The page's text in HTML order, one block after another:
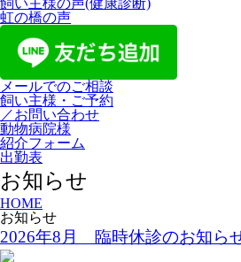
飼い主様の声(健康診断)
虹の橋の声
メールでのご相談
飼い主様・ご予約
／お問い合わせ
動物病院様
紹介フォーム
出勤表
お知らせ
HOME
お知らせ
2026年8月 臨時休診のお知ら